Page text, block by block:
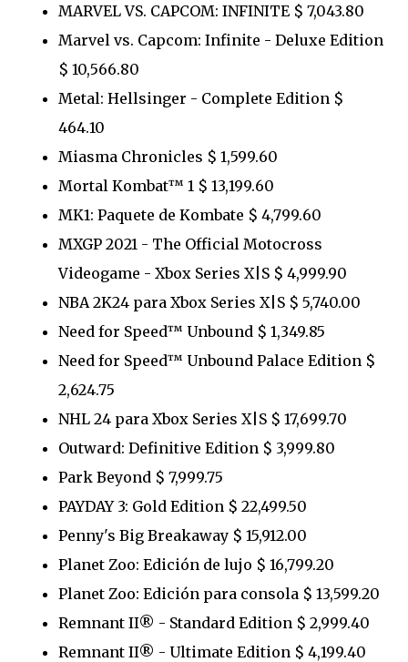
MARVEL VS. CAPCOM: INFINITE $ 7,043.80
Marvel vs. Capcom: Infinite - Deluxe Edition
$ 10,566.80
Metal: Hellsinger - Complete Edition $
464.10
Miasma Chronicles $ 1,599.60
Mortal Kombat™ 1 $ 13,199.60
MK1: Paquete de Kombate $ 4,799.60
MXGP 2021 - The Official Motocross
Videogame - Xbox Series X|S $ 4,999.90
NBA 2K24 para Xbox Series X|S $ 5,740.00
Need for Speed™ Unbound $ 1,349.85
Need for Speed™ Unbound Palace Edition $
2,624.75
NHL 24 para Xbox Series X|S $ 17,699.70
Outward: Definitive Edition $ 3,999.80
Park Beyond $ 7,999.75
PAYDAY 3: Gold Edition $ 22,499.50
Penny's Big Breakaway $ 15,912.00
Planet Zoo: Edición de lujo $ 16,799.20
Planet Zoo: Edición para consola $ 13,599.20
Remnant II® - Standard Edition $ 2,999.40
Remnant II® - Ultimate Edition $ 4,199.40